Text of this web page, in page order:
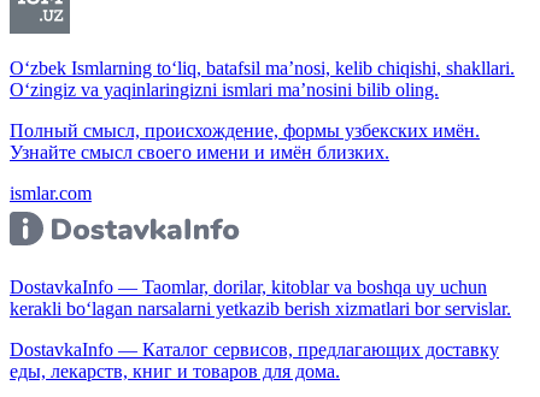
O‘zbek Ismlarning to‘liq, batafsil ma’nosi, kelib chiqishi, shakllari.
O‘zingiz va yaqinlaringizni ismlari ma’nosini bilib oling.
Полный смысл, происхождение, формы узбекских имён.
Узнайте смысл своего имени и имён близких.
ismlar.com
DostavkaInfo — Taomlar, dorilar, kitoblar va boshqa uy uchun
kerakli bo‘lagan narsalarni yetkazib berish xizmatlari bor servislar.
DostavkaInfo — Каталог сервисов, предлагающих доставку
еды, лекарств, книг и товаров для дома.